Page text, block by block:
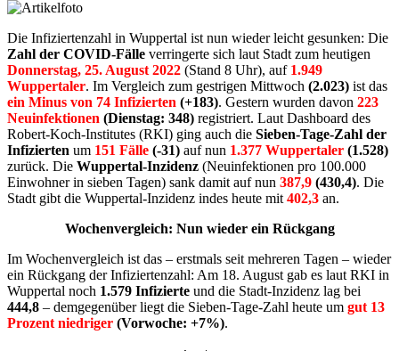
Die Infiziertenzahl in Wuppertal ist nun wieder leicht gesunken: Die
Zahl der COVID-Fälle verringerte sich laut Stadt zum heutigen
Donnerstag, 25. August 2022 (Stand 8 Uhr), auf 1.949
Wuppertaler. Im Vergleich zum gestrigen Mittwoch (2.023) ist das
ein Minus von 74 Infizierten (+183). Gestern wurden davon 223
Neuinfektionen (Dienstag: 348) registriert. Laut Dashboard des
Robert-Koch-Institutes (RKI) ging auch die Sieben-Tage-Zahl der
Infizierten um 151 Fälle (-31) auf nun 1.377 Wuppertaler (1.528)
zurück. Die Wuppertal-Inzidenz (Neuinfektionen pro 100.000
Einwohner in sieben Tagen) sank damit auf nun 387,9 (430,4). Die
Stadt gibt die Wuppertal-Inzidenz indes heute mit 402,3 an.
Wochenvergleich: Nun wieder ein Rückgang
Im Wochenvergleich ist das – erstmals seit mehreren Tagen – wieder
ein Rückgang der Infiziertenzahl: Am 18. August gab es laut RKI in
Wuppertal noch 1.579 Infizierte und die Stadt-Inzidenz lag bei
444,8 – demgegenüber liegt die Sieben-Tage-Zahl heute um gut 13
Prozent niedriger (Vorwoche: +7%).